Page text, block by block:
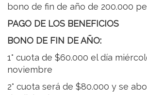
bono de fin de año de 200.000
PAGO DE LOS BENEFICIOS
BONO DE FIN DE AÑO:
1° cuota de $60.000 el día
noviembre
2° cuota será de $80.000 y se